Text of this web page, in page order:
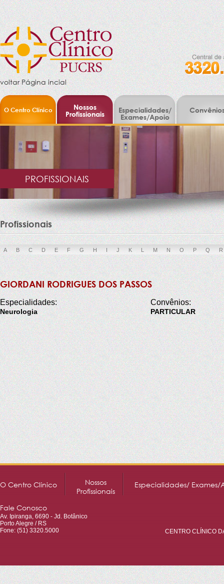
voltar Página incial
O Centro Clínico
Nossos
Profissionais
Especialidades/
Exames/Apoio
PROFISSIONAIS
Profissionais
A B C D E F G H I J K L M N O P Q R
GIORDANI RODRIGUES DOS PASSOS
Especialidades:
Neurologia
Convênios:
PARTICULAR
O Centro Clínico
Nossos
Profissionais
Especialidades/ Exames/
Fale Conosco
Av. Ipiranga, 6690 - Jd. Botânico
Porto Alegre / RS
Fone: (51) 3320.5000
CENTRO CLÍNICO